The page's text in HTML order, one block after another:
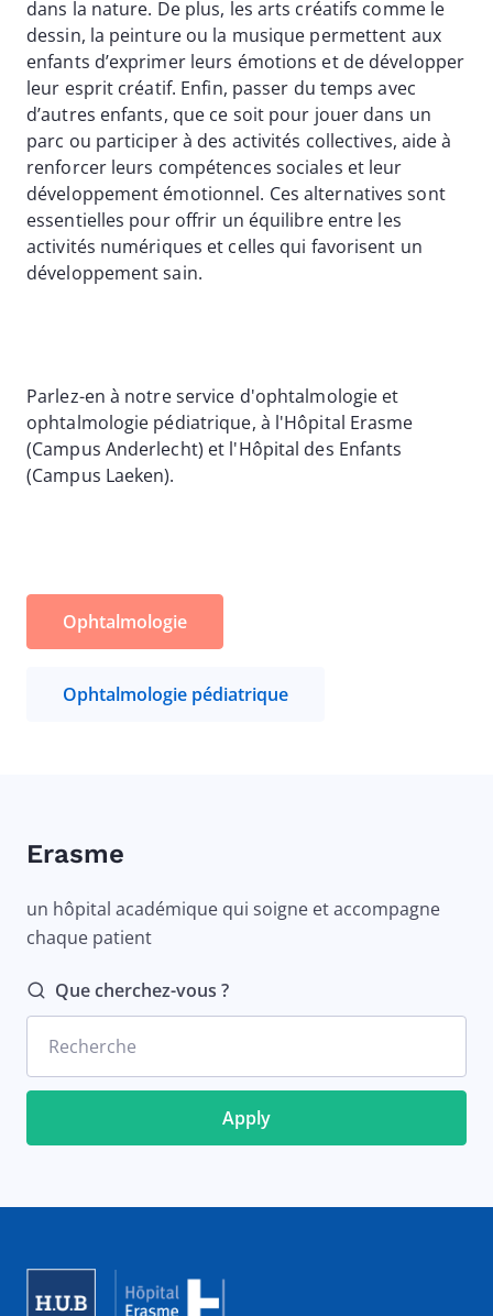
dans la nature. De plus, les arts créatifs comme le
dessin, la peinture ou la musique permettent aux
enfants d’exprimer leurs émotions et de développer
leur esprit créatif. Enfin, passer du temps avec
d’autres enfants, que ce soit pour jouer dans un
parc ou participer à des activités collectives, aide à
renforcer leurs compétences sociales et leur
développement émotionnel. Ces alternatives sont
essentielles pour offrir un équilibre entre les
activités numériques et celles qui favorisent un
développement sain.
Parlez-en à notre service d'ophtalmologie et
ophtalmologie pédiatrique, à l'Hôpital Erasme
(Campus Anderlecht) et l'Hôpital des Enfants
(Campus Laeken).
Ophtalmologie
Ophtalmologie pédiatrique
Erasme
un hôpital académique qui soigne et accompagne
chaque patient
Que cherchez-vous ?
Recherche